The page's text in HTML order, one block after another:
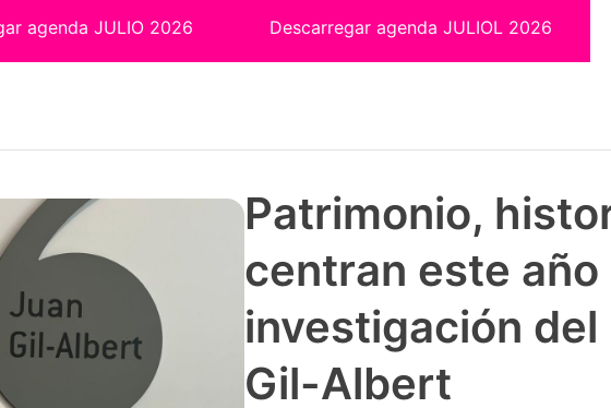
agenda JULIO 2026 Descarregar agenda JULIOL 2026
Patrimonio,
centran este año
investigación
Gil-Albert